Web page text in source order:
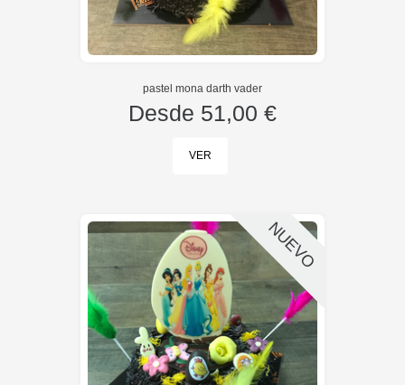
pastel mona darth vader
Desde 51,00 €
VER
NUEVO